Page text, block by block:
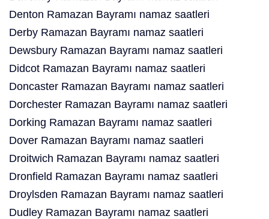
Denton Ramazan Bayramı namaz saatleri
Derby Ramazan Bayramı namaz saatleri
Dewsbury Ramazan Bayramı namaz saatleri
Didcot Ramazan Bayramı namaz saatleri
Doncaster Ramazan Bayramı namaz saatleri
Dorchester Ramazan Bayramı namaz saatleri
Dorking Ramazan Bayramı namaz saatleri
Dover Ramazan Bayramı namaz saatleri
Droitwich Ramazan Bayramı namaz saatleri
Dronfield Ramazan Bayramı namaz saatleri
Droylsden Ramazan Bayramı namaz saatleri
Dudley Ramazan Bayramı namaz saatleri